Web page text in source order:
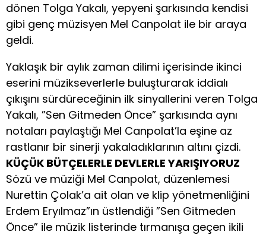
dönen Tolga Yakalı, yepyeni şarkısında kendisi
gibi genç müzisyen Mel Canpolat ile bir araya
geldi.
Yaklaşık bir aylık zaman dilimi içerisinde ikinci
eserini müzikseverlerle buluşturarak iddialı
çıkışını sürdüreceğinin ilk sinyallerini veren Tolga
Yakalı, ”Sen Gitmeden Önce” şarkısında aynı
notaları paylaştığı Mel Canpolat’la eşine az
rastlanır bir sinerji yakaladıklarının altını çizdi.
KÜÇÜK BÜTÇELERLE DEVLERLE YARIŞIYORUZ
Sözü ve müziği Mel Canpolat, düzenlemesi
Nurettin Çolak’a ait olan ve klip yönetmenliğini
Erdem Eryılmaz”ın üstlendiği ”Sen Gitmeden
Önce” ile müzik listerinde tırmanışa geçen ikili